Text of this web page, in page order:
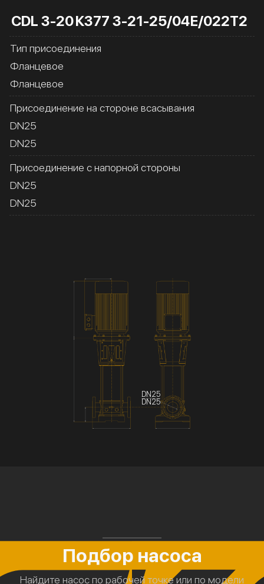
CDL 3-20К377 3-21-25/04Е/022Т2
Тип присоединения
Фланцевое
Фланцевое
Присоединение на стороне всасывания
DN25
DN25
Присоединение с напорной стороны
DN25
DN25
DN25
DN25
Подбор насоса
Найдите насос по рабочей точке или по модели